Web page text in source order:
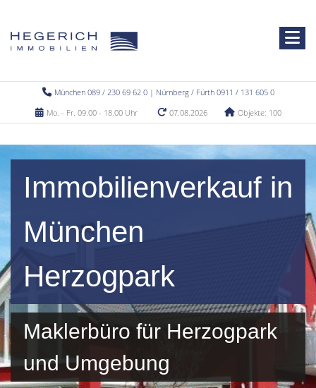
München 089 / 230 69 62 0 | Nürnberg / Fürth 0911 / 131 605 0
Mo. - Fr. 09.00 - 18.00 Uhr
07.08.2026 Objekte: 100
Immobilienverkauf in
München
Herzogpark
Maklerbüro für Herzogpark
und Umgebung